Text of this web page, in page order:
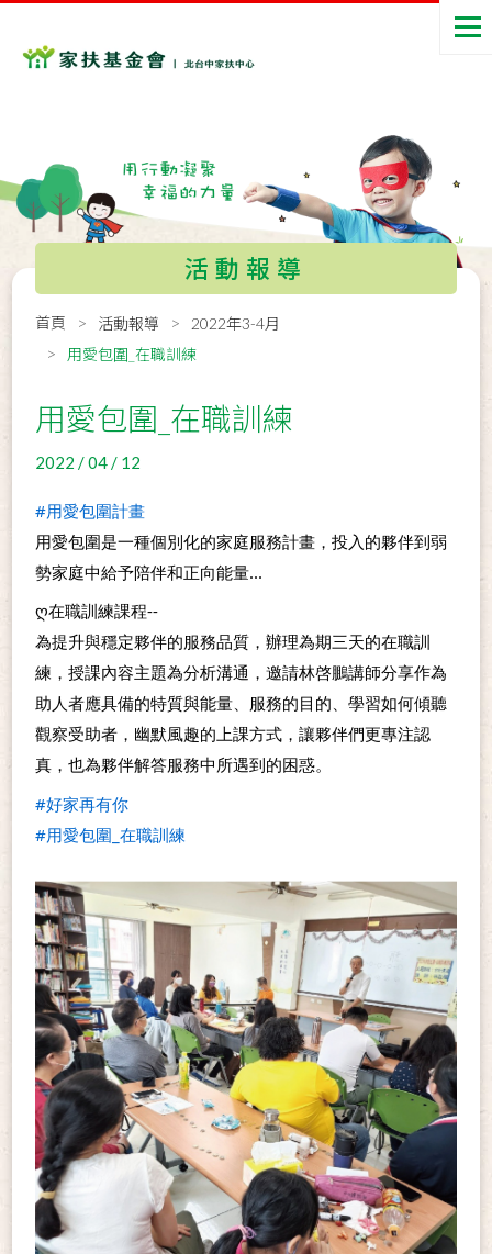
活動報導
首頁 活動報導
2022年3-4月
用愛包圍_在職訓練
用愛包圍_在職訓練
2022 / 04 / 12
#用愛包圍計畫
用愛包圍是一種個別化的家庭服務計畫，投入的夥伴到弱
勢家庭中給予陪伴和正向能量...
ღ在職訓練課程--
為提升與穩定夥伴的服務品質，辦理為期三天的在職訓
練，授課內容主題為分析溝通，邀請林啓鵬講師分享作為
助人者應具備的特質與能量、服務的目的、學習如何傾聽
觀察受助者，幽默風趣的上課方式，讓夥伴們更專注認
真，也為夥伴解答服務中所遇到的困惑。
#好家再有你
#用愛包圍_在職訓練